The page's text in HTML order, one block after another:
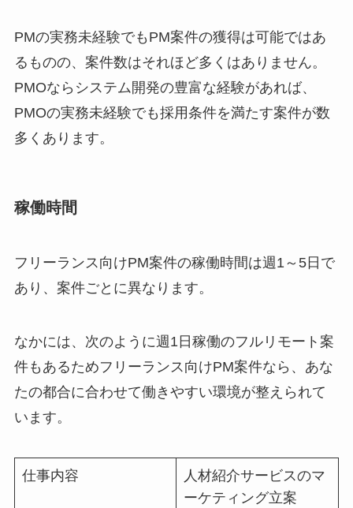
PMの実務未経験でもPM案件の獲得は可能ではあ
るものの、案件数はそれほど多くはありません。
PMOならシステム開発の豊富な経験があれば、
PMOの実務未経験でも採用条件を満たす案件が数
多くあります。
稼働時間
フリーランス向けPM案件の稼働時間は週1～5日で
あり、案件ごとに異なります。
なかには、次のように週1日稼働のフルリモート案
件もあるためフリーランス向けPM案件なら、あな
たの都合に合わせて働きやすい環境が整えられて
います。
仕事内容
人材紹介サービスのマ
ーケティング立案